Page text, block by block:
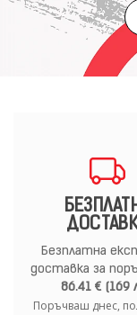
Безплатна
доставка за
86.41 € (169
Поръчваш днес,